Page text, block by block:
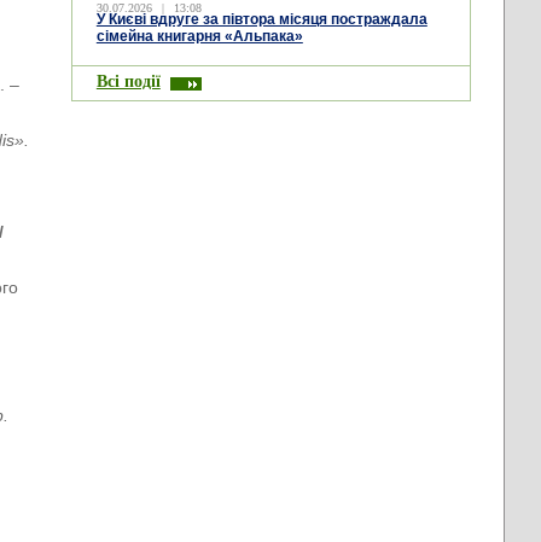
–
30.07.2026 | 13:08
У Києві вдруге за півтора місяця постраждала
сімейна книгарня «Альпака»
Всі події